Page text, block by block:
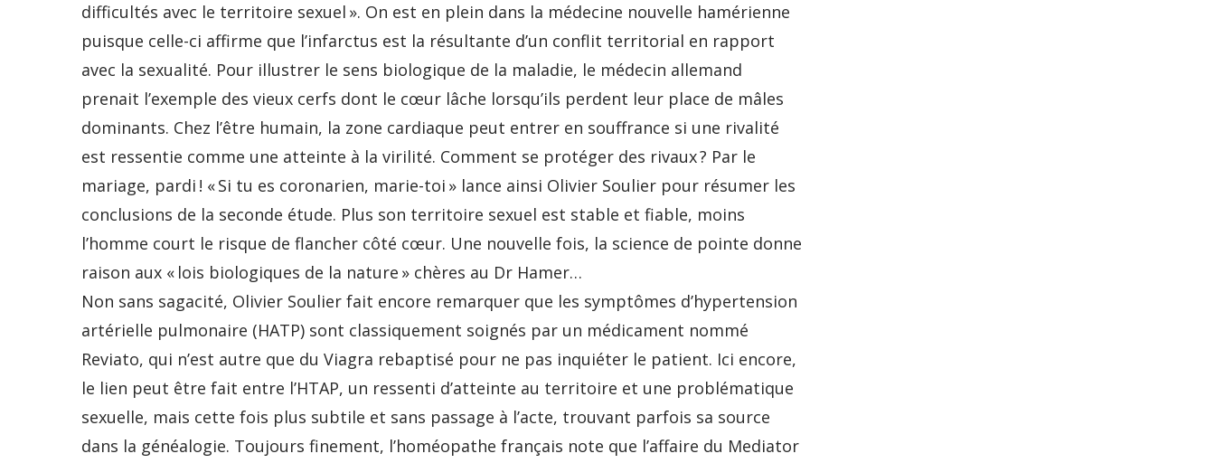
difficultés avec le territoire sexuel ». On est en plein dans la médecine nouvelle hamérienne
puisque celle-ci affirme que l’infarctus est la résultante d’un conflit territorial en rapport
avec la sexualité. Pour illustrer le sens biologique de la maladie, le médecin allemand
prenait l’exemple des vieux cerfs dont le cœur lâche lorsqu’ils perdent leur place de mâles
dominants. Chez l’être humain, la zone cardiaque peut entrer en souffrance si une rivalité
est ressentie comme une atteinte à la virilité. Comment se protéger des rivaux ? Par le
mariage, pardi ! « Si tu es coronarien, marie-toi » lance ainsi Olivier Soulier pour résumer les
conclusions de la seconde étude. Plus son territoire sexuel est stable et fiable, moins
l’homme court le risque de flancher côté cœur. Une nouvelle fois, la science de pointe donne
raison aux « lois biologiques de la nature » chères au Dr Hamer…
Non sans sagacité, Olivier Soulier fait encore remarquer que les symptômes d’hypertension
artérielle pulmonaire (HATP) sont classiquement soignés par un médicament nommé
Reviato, qui n’est autre que du Viagra rebaptisé pour ne pas inquiéter le patient. Ici encore,
le lien peut être fait entre l’HTAP, un ressenti d’atteinte au territoire et une problématique
sexuelle, mais cette fois plus subtile et sans passage à l’acte, trouvant parfois sa source
dans la généalogie. Toujours finement, l’homéopathe français note que l’affaire du Mediator